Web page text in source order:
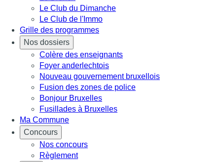
Le Club du Dimanche
Le Club de l'Immo
Grille des programmes
Nos dossiers
Colère des enseignants
Foyer anderlechtois
Nouveau gouvernement bruxellois
Fusion des zones de police
Bonjour Bruxelles
Fusillades à Bruxelles
Ma Commune
Concours
Nos concours
Règlement